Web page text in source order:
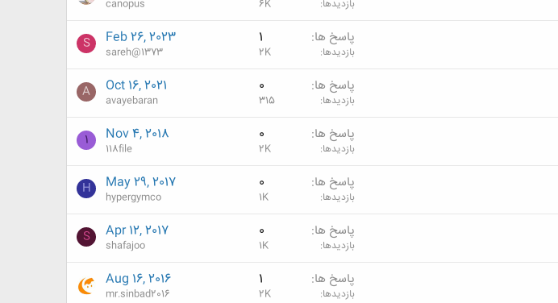
بازدیدها 6K
canopus
پاسخ ها 1
بازدیدها 2K
Feb 26, 2023
sareh@1373
S
پاسخ ها 0
بازدیدها 315
Oct 16, 2021
avayebaran
A
پاسخ ها 0
بازدیدها 2K
Nov 4, 2018
118file
1
پاسخ ها 0
بازدیدها 1K
May 29, 2017
hypergymco
H
پاسخ ها 0
بازدیدها 1K
Apr 12, 2017
shafajoo
S
پاسخ ها 1
بازدیدها 2K
Aug 16, 2016
mr.sinbad2016